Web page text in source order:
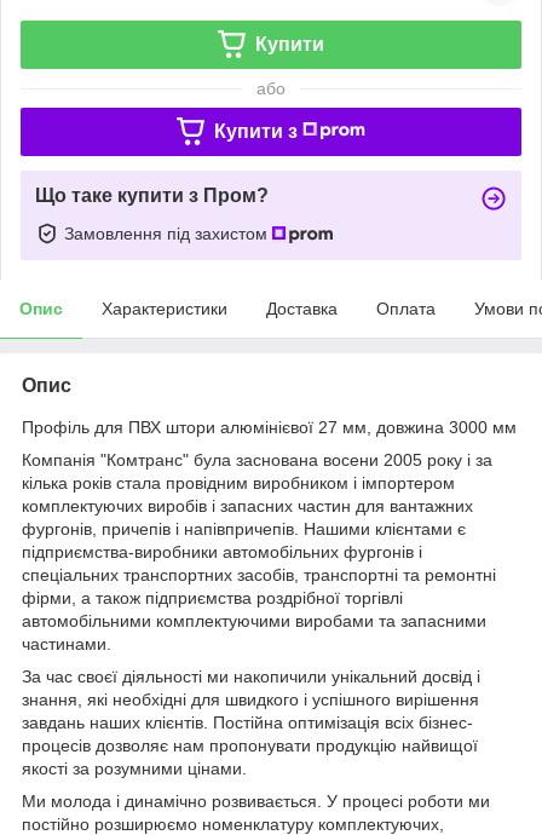
Купити
або
Купити з
Що таке купити з Пром?
Замовлення під захистом
Опис Характеристики Доставка Оплата Умови
Опис
Профіль для ПВХ штори алюмінієвої 27 мм, довжина 3000 мм
Компанія "Комтранс" була заснована восени 2005 року і за
кілька років стала провідним виробником і імпортером
комплектуючих виробів і запасних частин для вантажних
фургонів, причепів і напівпричепів. Нашими клієнтами є
підприємства-виробники автомобільних фургонів і
спеціальних транспортних засобів, транспортні та ремонтні
фірми, а також підприємства роздрібної торгівлі
автомобільними комплектуючими виробами та запасними
частинами.
За час своєї діяльності ми накопичили унікальний досвід і
знання, які необхідні для швидкого і успішного вирішення
завдань наших клієнтів. Постійна оптимізація всіх бізнес-
процесів дозволяє нам пропонувати продукцію найвищої
якості за розумними цінами.
Ми молода і динамічно розвивається. У процесі роботи ми
постійно розширюємо номенклатуру комплектуючих,